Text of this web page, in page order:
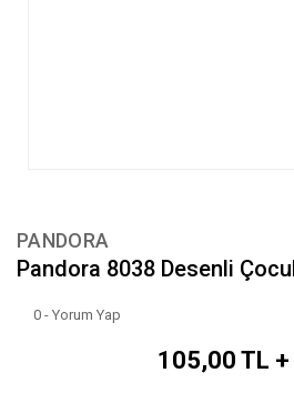
PANDORA
Pandora 8038 Desenli
0 - Yorum Yap
105,00 TL +